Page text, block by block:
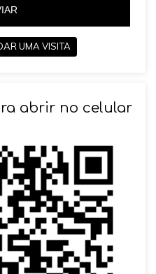
UMA VISITA
abrir no celular